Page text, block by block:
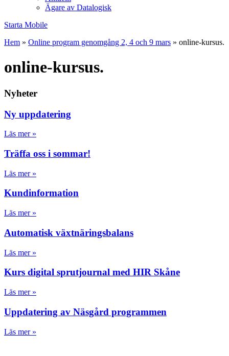
Ägare av Datalogisk
Starta Mobile
Hem » Online program genomgång 2, 4 och 9 mars » online-kursus.
online-kursus.
Nyheter
Ny uppdatering
Läs mer »
Träffa oss i sommar!
Läs mer »
Kundinformation
Läs mer »
Automatisk växtnäringsbalans
Läs mer »
Kurs digital sprutjournal med HIR Skåne
Läs mer »
Uppdatering av Näsgård programmen
Läs mer »